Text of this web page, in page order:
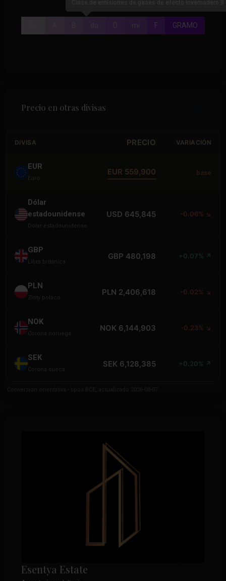
D mi F GRAMO
Precio en otras divisas
DIVISA PRECIO VARIACIÓN
EUR
Euro
EUR 559,900 base
Dólar
estadounidense
Dólar estadounidense
USD 645,845 -0.06% ↘
GBP
Libra británica
GBP 480,198 +0.07% ↗
PLN
Zloty polaco
PLN 2,406,618 -0.02% ↘
NOK
Corona noruega
NOK 6,144,903 -0.23% ↘
SEK
Corona sueca
SEK 6,128,385 +0.20% ↗
Esentya Estate